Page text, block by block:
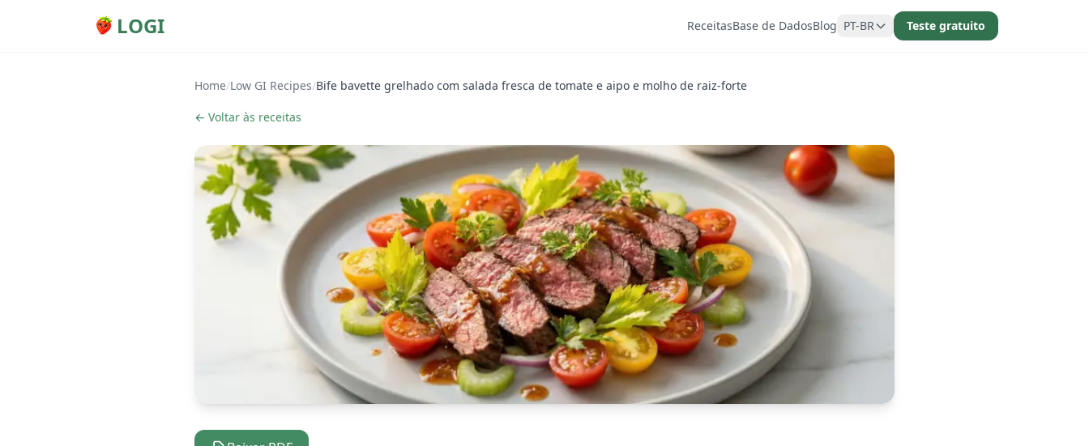
LOGI ReceitasBase de DadosBlog PT-BR Teste gratuito
Home/Low GI Recipes/Bife bavette grelhado com salada fresca de tomate e aipo e molho de raiz-forte
← Voltar às receitas